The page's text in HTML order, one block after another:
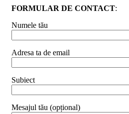
FORMULAR DE CONTACT:
Numele tău
Adresa ta de email
Subiect
Mesajul tău (opțional)